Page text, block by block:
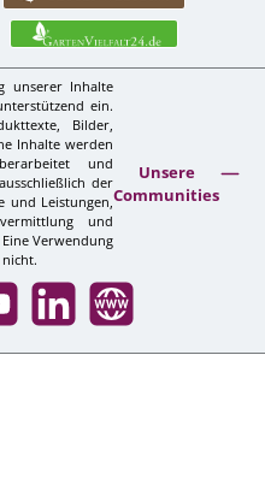
unserer Inhalte
ein.
Bilder,
Inhalte werden
und
der
und Leistungen,
und
Verwendung
Unsere
Communities
LinkedIn Website